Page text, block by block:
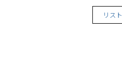
リスト